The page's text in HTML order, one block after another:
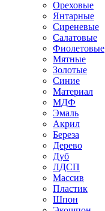
Ореховые
Янтарные
Сиреневые
Салатовые
Фиолетовые
Мятные
Золотые
Синие
Материал
МДФ
Эмаль
Акрил
Береза
Дерево
Дуб
ЛДСП
Массив
Пластик
Шпон